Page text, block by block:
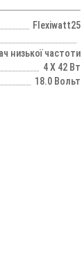
Flexiwatt25
низької частоти
4 X 42 Вт
18.0 Вольт